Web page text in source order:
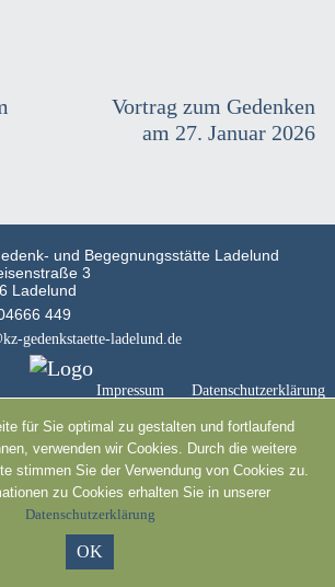
und Links
Vortrag zum Gedenken
am 27. Januar 2026
und Begegnungsstätte Ladelund
3
Ladelund
449
gedenkstaette-ladelund.de
Impressum Datenschutzerklärung
für Sie optimal zu gestalten und fortlaufend
verwenden wir Cookies. Durch die weitere
stimmen Sie der Verwendung von Cookies zu.
zu Cookies erhalten Sie in unserer
Datenschutzerklärung
OK